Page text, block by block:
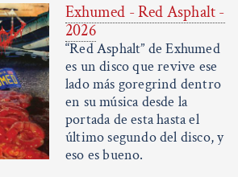
Exhumed - Red Asphalt -
2026
“Red Asphalt” de Exhumed
es un disco que revive ese
lado más goregrind dentro
en su música desde la
portada de esta hasta el
último segundo del disco, y
eso es bueno.